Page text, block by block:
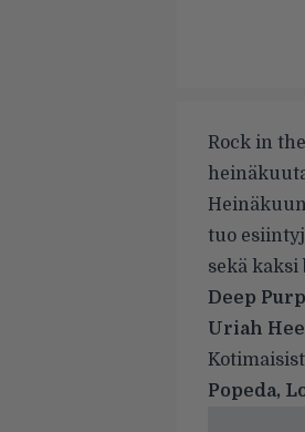
Rock in
tuo
sekä
Deep
Uriah
Popeda,